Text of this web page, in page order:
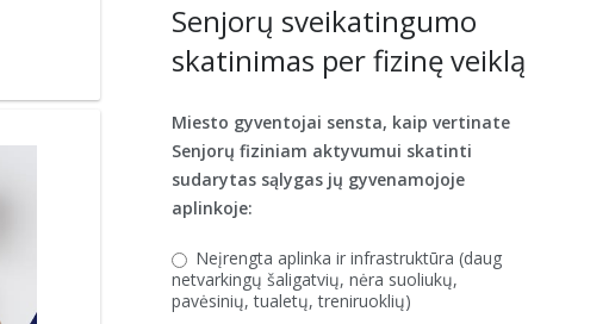
Senjorų sveikatingumo
skatinimas per fizinę veiklą
Miesto gyventojai sensta, kaip vertinate
Senjorų fiziniam aktyvumui skatinti
sudarytas sąlygas jų gyvenamojoje
aplinkoje:
Neįrengta aplinka ir infrastruktūra (daug
netvarkingų šaligatvių, nėra suoliukų,
pavėsinių, tualetų, treniruoklių)